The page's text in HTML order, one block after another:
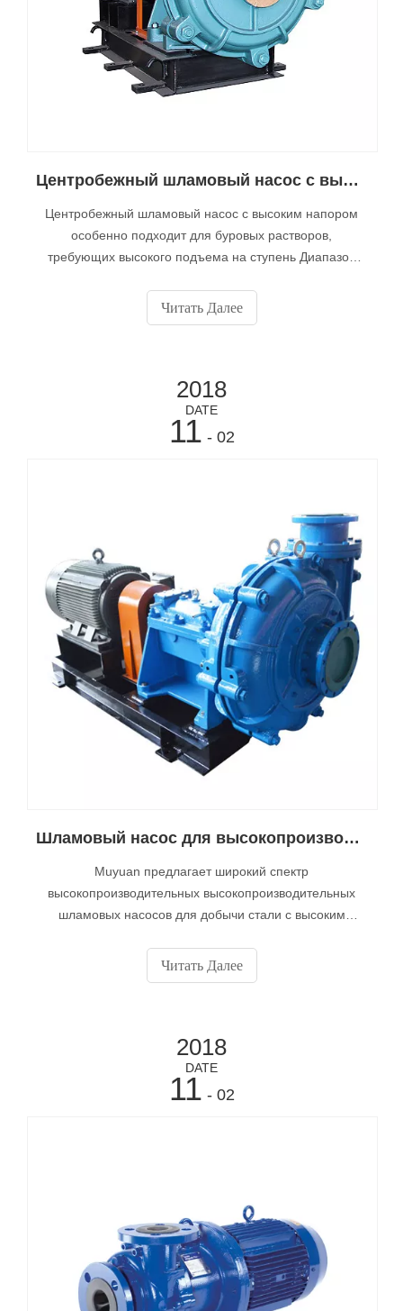
Центробежный шламовый насос с высоким напором
Центробежный шламовый насос с высоким напором
особенно подходит для буровых растворов,
требующих высокого подъема на ступень Диапазон
размера и насосы в напоре свыше 90 метров на
ступень.
Читать Далее
2018
DATE
11 - 02
Шламовый насос для высокопроизводительной добычи стали
Muyuan предлагает широкий спектр
высокопроизводительных высокопроизводительных
шламовых насосов для добычи стали с высоким
высокопроизводительной добычи стали изготовлены из
ковкого чугуна или нержавеющей стали с
Читать Далее
2018
DATE
11 - 02